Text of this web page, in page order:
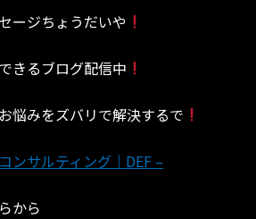
ージちょうだいや
きるブログ配信中
悩みをズバリで解決するで
ンサルティング｜DEF –
から